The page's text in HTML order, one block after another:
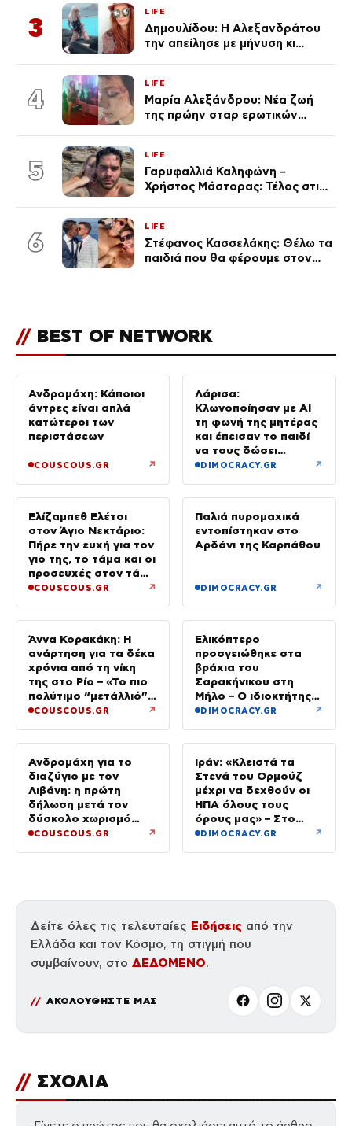
3
LIFE
Δημουλίδου: Η Αλεξανδράτου
την απείλησε με μήνυση κι
ποια είσαι σοκαρίστικα»
4
LIFE
Μαρία Αλεξάνδρου: Νέα ζωή
της πρώην σταρ ερωτικών
(Φωτογραφίες)
5
LIFE
Γαρυφαλλιά Καληφώνη –
Χρήστος Μάστορας: Τέλος στις
6
LIFE
Στέφανος Κασσελάκης: Θέλω τα
παιδιά που θα φέρουμε στον
// BEST OF NETWORK
Ανδρομάχη: Κάποιοι
άντρες είναι απλά
κατώτεροι των
περιστάσεων
COUSCOUS.GR ↗
Λάρισα:
Κλωνοποίησαν με AI
τη φωνή της μητέρας
και έπεισαν το παιδί
να τους δώσει
χρήματα και
DIMOCRACY.GR ↗
Ελίζαμπεθ Ελέτσι
στον Άγιο Νεκτάριο:
Πήρε την ευχή για τον
γιο της, το τάμα και οι
προσευχές στον τάφο
του Αγίου
COUSCOUS.GR ↗
Παλιά πυρομαχικά
εντοπίστηκαν στο
Αρδάνι της Καρπάθου
DIMOCRACY.GR ↗
Άννα Κορακάκη: Η
ανάρτηση για τα δέκα
χρόνια από τη νίκη
της στο Ρίο – «Το πιο
πολύτιμο “μετάλλιό”
μου είναι η κόρη μου»
COUSCOUS.GR ↗
Ελικόπτερο
προσγειώθηκε στα
βράχια του
Σαρακήνικου στη
Μήλο – Ο ιδιοκτήτης
κατέβηκε για μπάνιο
DIMOCRACY.GR ↗
Ανδρομάχη για το
διαζύγιο με τον
Λιβάνη: η πρώτη
δήλωση μετά τον
δύσκολο χωρισμό
«Όποιος έχει…»
COUSCOUS.GR ↗
Ιράν: «Κλειστά τα
Στενά του Ορμούζ
μέχρι να δεχθούν οι
ΗΠΑ όλους τους
όρους μας» – Στο
τραπέζι συμφωνία για
DIMOCRACY.GR ↗
Δείτε όλες τις τελευταίες Ειδήσεις από την
Ελλάδα και τον Κόσμο, τη στιγμή που
συμβαίνουν, στο ΔΕΔΟΜΕΝΟ.
ΑΚΟΛΟΥΘΗΣΤΕ ΜΑΣ
// ΣΧΟΛΙΑ